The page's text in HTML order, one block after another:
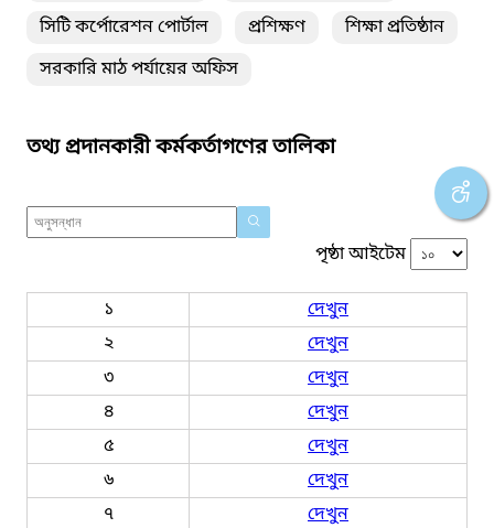
সিটি কর্পোরেশন পোর্টাল
প্রশিক্ষণ
শিক্ষা প্রতিষ্ঠান
সরকারি মাঠ পর্যায়ের অফিস
তথ্য প্রদানকারী কর্মকর্তাগণের তালিকা
পৃষ্ঠা আইটেম
১
দেখুন
২
দেখুন
৩
দেখুন
৪
দেখুন
৫
দেখুন
৬
দেখুন
৭
দেখুন